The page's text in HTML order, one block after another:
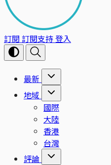
訂閱 訂閱支持登入
最新
地域
國際
大陸
香港
台灣
評論